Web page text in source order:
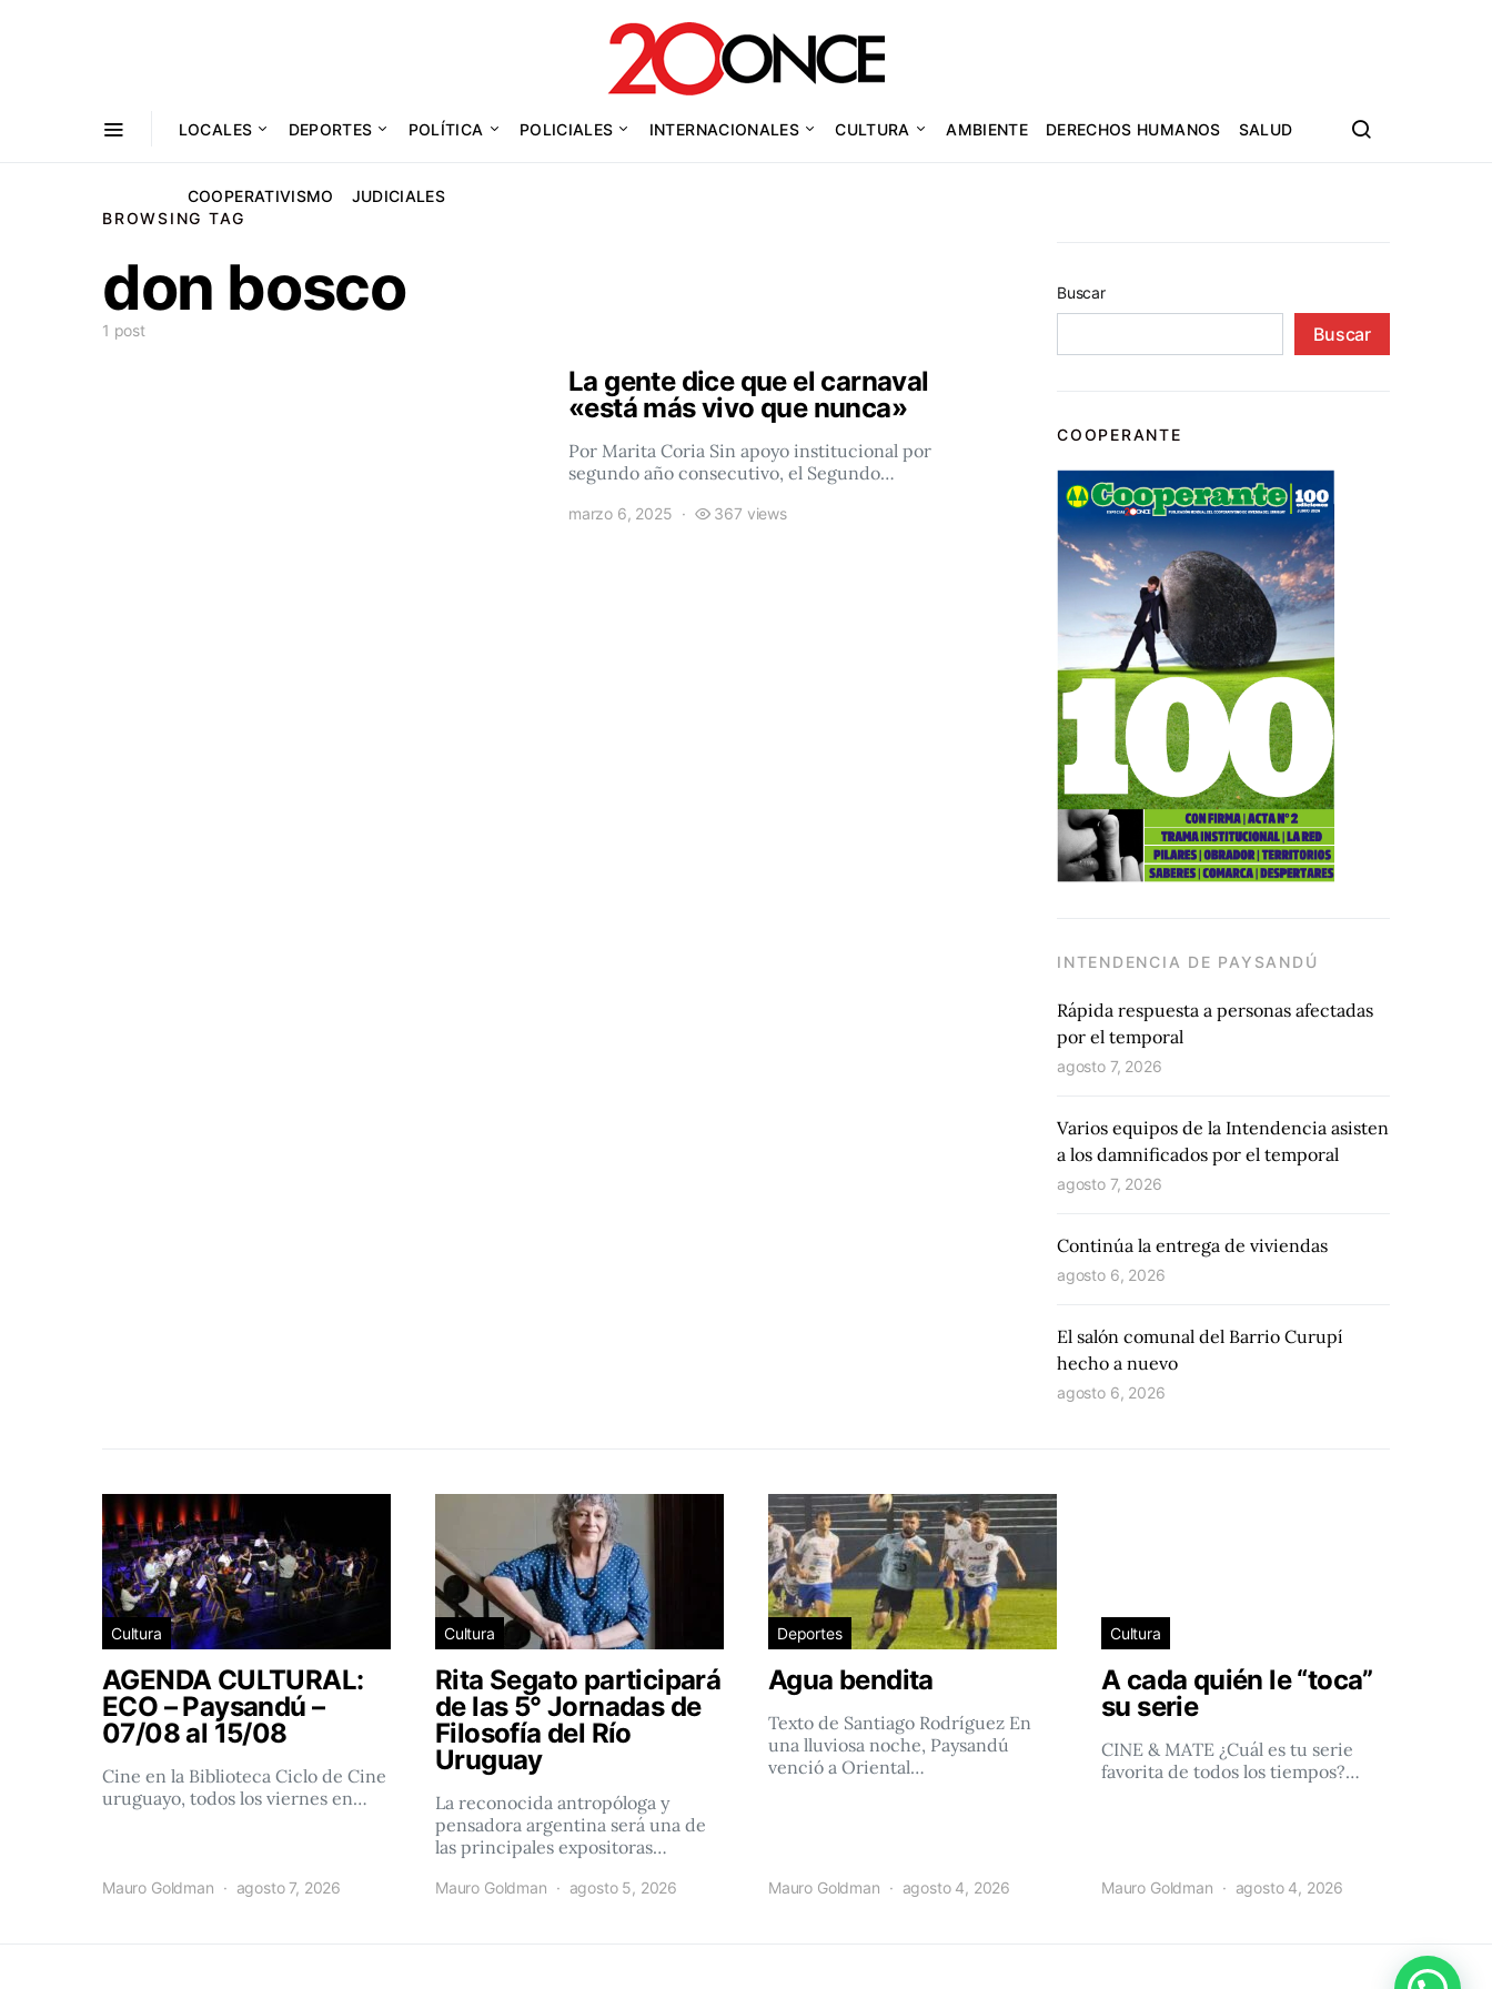
LOCALES DEPORTES POLÍTICA POLICIALES INTERNACIONALES CULTURA AMBIENTE DERECHOS HUMANOS SALUD
COOPERATIVISMO
JUDICIALES
BROWSING TAG
don bosco
1 post
La gente dice que el carnaval
«está más vivo que nunca»
Por Marita Coria Sin apoyo institucional por
segundo año consecutivo, el Segundo…
marzo 6, 2025 367 views
Buscar
Buscar
COOPERANTE
INTENDENCIA DE PAYSANDÚ
Rápida respuesta a personas afectadas
por el temporal
agosto 7, 2026
Varios equipos de la Intendencia asisten
a los damnificados por el temporal
agosto 7, 2026
Continúa la entrega de viviendas
agosto 6, 2026
El salón comunal del Barrio Curupí
hecho a nuevo
agosto 6, 2026
Cultura
AGENDA CULTURAL:
ECO – Paysandú –
07/08 al 15/08
Cine en la Biblioteca Ciclo de Cine
uruguayo, todos los viernes en…
Mauro Goldman agosto 7, 2026
Cultura
Rita Segato participará
de las 5° Jornadas de
Filosofía del Río
Uruguay
La reconocida antropóloga y
pensadora argentina será una de
las principales expositoras…
Mauro Goldman agosto 5, 2026
Deportes
Agua bendita
Texto de Santiago Rodríguez En
una lluviosa noche, Paysandú
venció a Oriental…
Mauro Goldman agosto 4, 2026
Cultura
A cada quién le “toca”
su serie
CINE & MATE ¿Cuál es tu serie
favorita de todos los tiempos?…
Mauro Goldman agosto 4, 2026